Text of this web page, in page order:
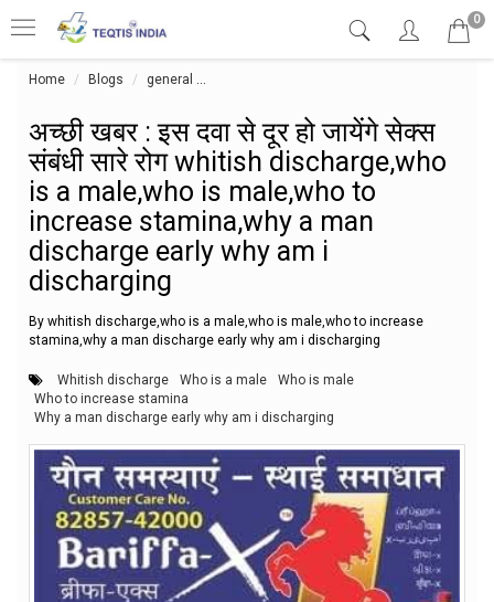
0
Home Blogs general
अच्छी खबर : इस दवा से दूर हो जायेंगे सेक्स
संबंधी सारे रोग whitish discharge,who
is a male,who is male,who to
increase stamina,why a man
discharge early why am i
discharging
By whitish discharge,who is a male,who is male,who to increase
stamina,why a man discharge early why am i discharging
Whitish discharge Who is a male
Who is male
Who to increase stamina
Why a man discharge early why am i discharging